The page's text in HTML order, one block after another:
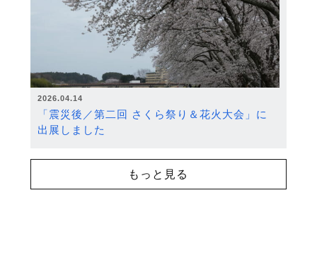
2026.04.14
「震災後／第二回 さくら祭り＆花火大会」に
出展しました
もっと見る